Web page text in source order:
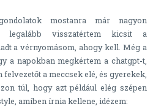
mostanra már nagyon
legalább visszatértem kicsit a
a vérnyomásom, ahogy kell. Még a
a napokban megkértem a chatgpt-t,
a meccsek elé, és gyerekek,
túl, hogy azt például elég szépen
amiben írnia kellene, idézem: